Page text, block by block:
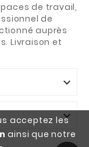
acceptez les
ainsi que notre
de travail,
de
auprès
Livraison et

